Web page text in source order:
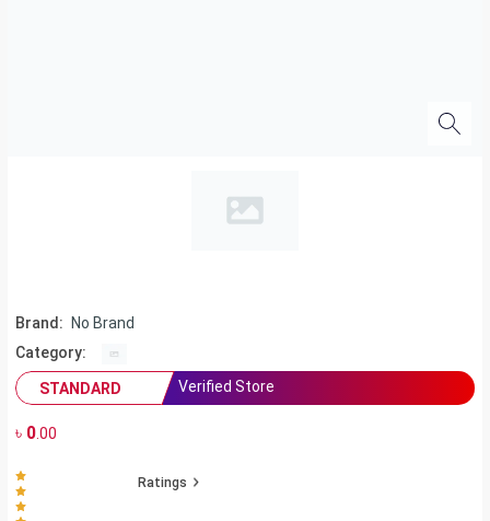
Brand:
No Brand
Category:
STANDARD
Verified Store
৳ 0.00
Ratings